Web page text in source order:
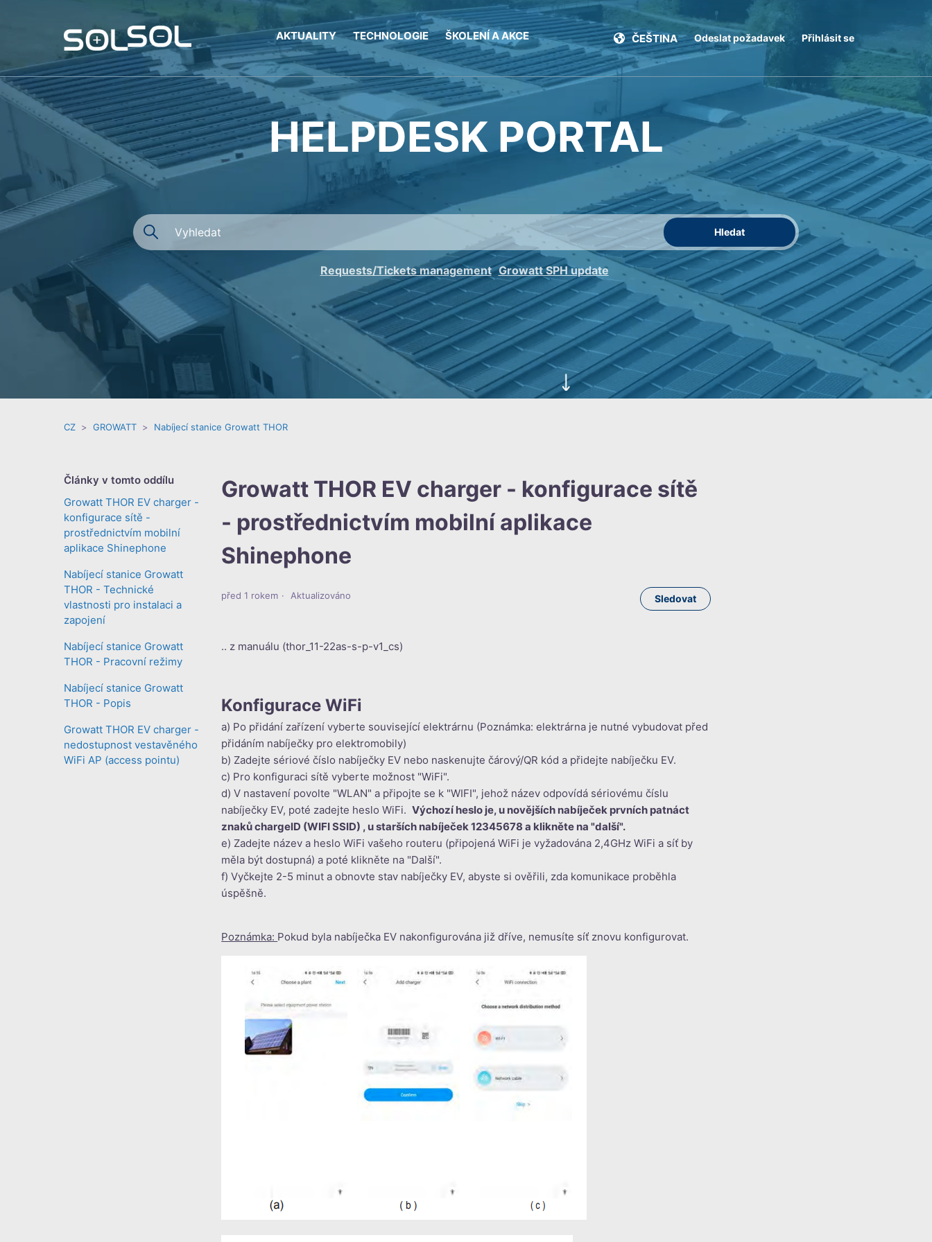
AKTUALITY TECHNOLOGIE ŠKOLENÍ A AKCE ČEŠTINA Odeslat požadavek Přihlásit se
HELPDESK PORTAL
Requests/Tickets management Growatt SPH update
CZ GROWATT Nabíjecí stanice Growatt THOR
Články v tomto oddílu
Growatt THOR EV charger -
konfigurace sítě -
prostřednictvím mobilní
aplikace Shinephone
Nabíjecí stanice Growatt
THOR - Technické
vlastnosti pro instalaci a
zapojení
Nabíjecí stanice Growatt
THOR - Pracovní režimy
Nabíjecí stanice Growatt
THOR - Popis
Growatt THOR EV charger -
nedostupnost vestavěného
WiFi AP (access pointu)
Growatt THOR EV charger - konfigurace sítě
- prostřednictvím mobilní aplikace
Shinephone
před 1 rokem Aktualizováno Sledovat Zatím nikdo nesleduje
.. z manuálu (thor_11-22as-s-p-v1_cs)
Konfigurace WiFi
a) Po přidání zařízení vyberte související elektrárnu (Poznámka: elektrárna je nutné vybudovat před
přidáním nabíječky pro elektromobily)
b) Zadejte sériové číslo nabíječky EV nebo naskenujte čárový/QR kód a přidejte nabíječku EV.
c) Pro konfiguraci sítě vyberte možnost "WiFi".
d) V nastavení povolte "WLAN" a připojte se k "WIFI", jehož název odpovídá sériovému číslu
nabíječky EV, poté zadejte heslo WiFi.Výchozí heslo je, u novějších nabíječek prvních patnáct
znaků chargelD (WIFI SSID) , u starších nabíječek 12345678 a klikněte na "další".
e) Zadejte název a heslo WiFi vašeho routeru (připojená WiFi je vyžadována 2,4GHz WiFi a síť by
měla být dostupná) a poté klikněte na "Další".
f) Vyčkejte 2-5 minut a obnovte stav nabíječky EV, abyste si ověřili, zda komunikace proběhla
úspěšně.
Poznámka: Pokud byla nabíječka EV nakonfigurována již dříve, nemusíte síť znovu konfigurovat.